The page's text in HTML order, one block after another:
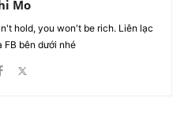
Mo
hold, you won't be rich. Liên lạc
FB bên dưới nhé